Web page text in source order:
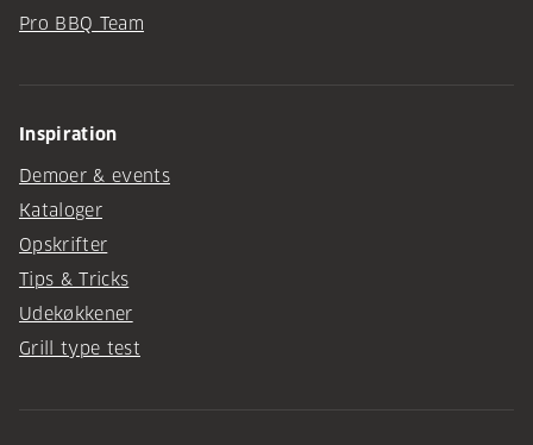
Pro BBQ Team
Inspiration
Demoer & events
Kataloger
Opskrifter
Tips & Tricks
Udekøkkener
Grill type test